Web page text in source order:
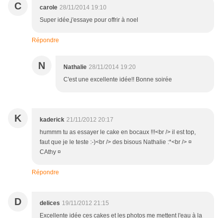
C carole 28/11/2014 19:10
Super idée,j'essaye pour offrir à noel
Répondre
N Nathalie 28/11/2014 19:20
C'est une excellente idée!! Bonne soirée
K kaderick 21/11/2012 20:17
hummm tu as essayer le cake en bocaux !!!<br /> il est top,
faut que je le teste :-)<br /> des bisous Nathalie :*<br /> ¤
CAthy ¤
Répondre
D delices 19/11/2012 21:15
Excellente idée ces cakes et les photos me mettent l'eau à la